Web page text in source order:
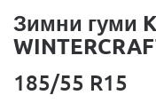
Зимни гуми
185/55 R15